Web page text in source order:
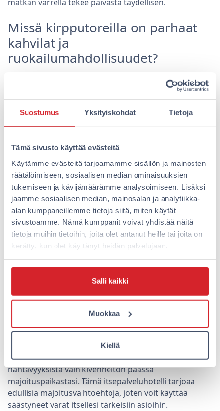
Suostumus Yksityiskohdat Tietoja
Tämä sivusto käyttää evästeitä
Käytämme evästeitä tarjoamamme sisällön ja mainosten
räätälöimiseen, sosiaalisen median ominaisuuksien
tukemiseen ja kävijämäärämme analysoimiseen. Lisäksi
jaamme sosiaalisen median, mainosalan ja analytiikka-
alan kumppaneillemme tietoja siitä, miten käytät
sivustoamme. Nämä kumppanit voivat yhdistää näitä
tietoja muihin tietoihin, joita olet antanut heille tai joita on
kerätty, kun olet käyttänyt heidän palvelujaan.
Salli kaikki
Muokkaa
Kiellä
matkan varrella tekee päivästä täydellisen.
Missä kirpputoreilla on parhaat
kahvilat ja
ruokailumahdollisuudet?
Monet Turun kirpputorit sijaitsevat alueilla, joissa on
runsaasti kahviloita ja ravintoloita. Esimerkiksi UFF:in
lähellä on useita kahviloita, joissa voi nauttia
virkistävän tauon ostosten lomassa. Myös Taika
Second Hand Shopin läheisyydessä löytyy vaihtoehtoja
ruokailuun, mikä tekee siitä täydellisen paikan koko
perheen vierailulle.
Turun kirpputorikierroksella voi nauttia myös
kaupungin muista kulinaarisista elämyksistä.
Keskustasta löytyy runsaasti ravintoloita ja kahviloita,
jotka tarjoavat kaikkea paikallisista herkuista
kansainvälisiin makuihin, mikä tekee
kirpputorireissusta monipuolisen ja nautinnollisen
kokemuksen.
Miksi valita Omena Hotelli
majoitukseen?
Jos tulet kauempaa tutkimaan Turun
yli, Omena Hotellin keskeinen sijainti Turun
keskustassa tekee siitä ihanteellisen valinnan. Voit
nauttia kaupungin parhaista palveluista ja
nähtävyyksistä vain kivenheiton päässä
majoituspaikastasi. Tämä itsepalveluhotelli tarjoaa
edullisia majoitusvaihtoehtoja, joten voit käyttää
säästyneet varat itsellesi tärkeisiin asioihin.